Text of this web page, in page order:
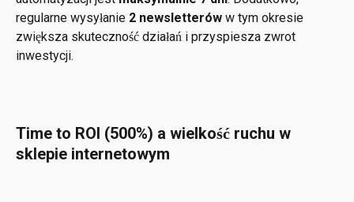
regularne wysyłanie 2 newsletterów w tym okresie
zwiększa skuteczność działań i przyspiesza zwrot
inwestycji.
Time to ROI (500%) a wielkość ruchu w
sklepie internetowym